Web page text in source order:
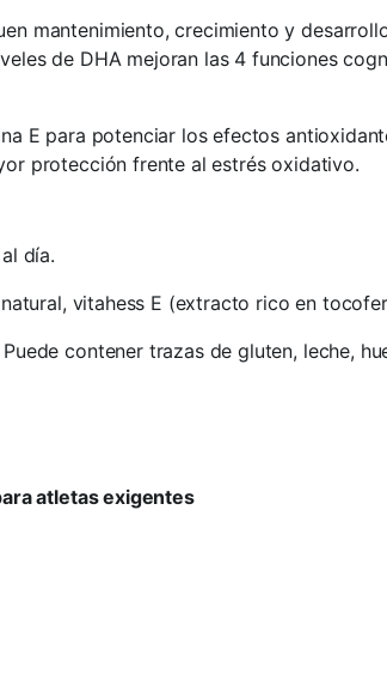
mantenimiento, crecimiento y
de DHA mejoran las 4 funciones
E para potenciar los efectos
protección frente al estrés oxidativo.
día.
vitahess E (extracto rico en
contener trazas de gluten, leche,
atletas exigentes